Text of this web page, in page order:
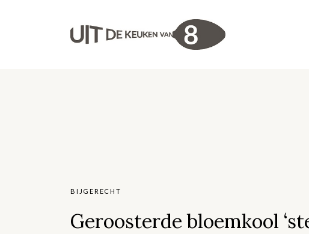
BIJGERECHT
Geroosterde bloemkool